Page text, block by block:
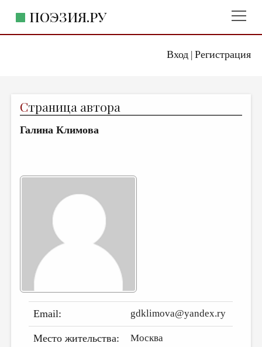
Вход| Регистрация
ПОЭЗИЯ.РУ
ЖАНРЫ
АВТОРЫ
ЛИТСАЛОН
ПРАВИЛА САЙТА
ОТДЕЛЫ И РУБРИКИ
ИЗБРАННОЕ
ДАЙДЖЕСТ
ПРОИЗВЕДЕНИЯ
ПЕРЕВОДЫ
КОНКУРСЫ
Страница автора
Галина Климова
Email: gdklimova@yandex.ry
Место жительства: Москва